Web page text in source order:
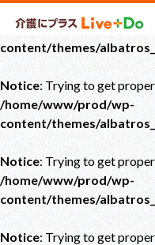
Notice: Undefined offset: 0
content/themes/
Notice: Trying to get
/home/www/prod/wp-
content/themes/
Notice: Trying to get
/home/www/prod/wp-
content/themes/
Notice: Trying to get